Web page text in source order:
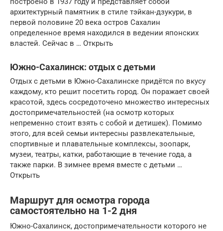
архитектурный памятник в стиле тэйкан-дзукури, в
первой половине 20 века остров Сахалин
определенное время находился в ведении японских
властей. Сейчас в … Открыть
Южно-Сахалинск: отдых с детьми
Отдых с детьми в Южно-Сахалинске придётся по вкусу
каждому, кто решит посетить город. Он поражает своей
красотой, здесь сосредоточено множество интересных
достопримечательностей (на осмотр которых
непременно стоит взять с собой и детишек). Помимо
этого, для всей семьи интересны развлекательные,
спортивные и плавательные комплексы, зоопарк,
музеи, театры, катки, работающие в течение года, а
также парки. В зимнее время вместе с детьми …
Открыть
Маршрут для осмотра города
самостоятельно на 1-2 дня
Южно-Сахалинск, достопримечательности которого не